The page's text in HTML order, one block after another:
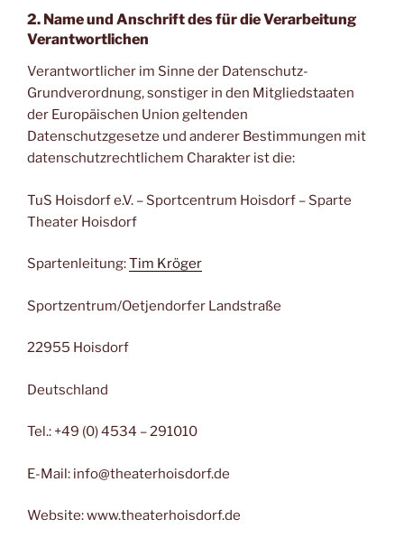
2. Name und Anschrift des für die Verarbeitung
Verantwortlichen
Verantwortlicher im Sinne der Datenschutz-
Grundverordnung, sonstiger in den Mitgliedstaaten
der Europäischen Union geltenden
Datenschutzgesetze und anderer Bestimmungen mit
datenschutzrechtlichem Charakter ist die:
TuS Hoisdorf e.V. – Sportcentrum Hoisdorf – Sparte
Theater Hoisdorf
Spartenleitung:Tim Kröger
Sportzentrum/Oetjendorfer Landstraße
22955 Hoisdorf
Deutschland
Tel.: +49 (0) 4534 – 291010
E-Mail: info@theaterhoisdorf.de
Website: www.theaterhoisdorf.de